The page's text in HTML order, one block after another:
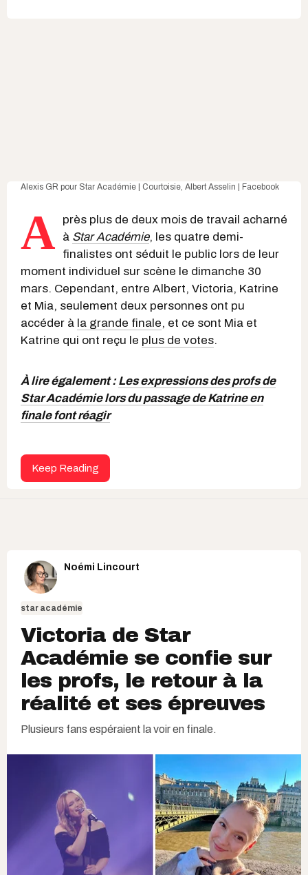
Alexis GR pour Star Académie | Courtoisie, Albert Asselin | Facebook
A
près plus de deux mois de travail acharné
à Star Académie, les quatre demi-
finalistes ont séduit le public lors de leur
moment individuel sur scène le dimanche 30
mars. Cependant, entre Albert, Victoria, Katrine
et Mia, seulement deux personnes ont pu
accéder à la grande finale, et ce sont Mia et
Katrine qui ont reçu le plus de votes.
À lire également :Les expressions des profs de
Star Académie lors du passage de Katrine en
finale font réagir
Keep Reading
Noémi Lincourt
star académie
Victoria de Star
Académie se confie sur
les profs, le retour à la
réalité et ses épreuves
Plusieurs fans espéraient la voir en finale.